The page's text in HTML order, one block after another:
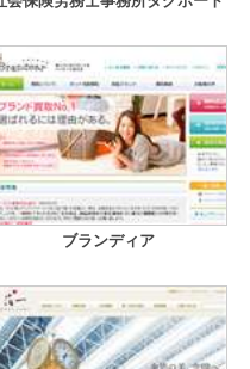
ブランディア